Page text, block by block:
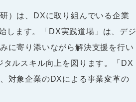
）は、DXに取り組んでいる企業
します。「DX実践道場」は、デジ
に寄り添いながら解決支援を行い
ルスキル向上を図ります。「DX
対象企業のDXによる事業変革の